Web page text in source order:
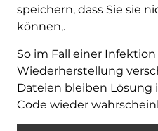
speichern, dass Sie sie
können,.
So im Fall einer
Wiederherstellung
Dateien bleiben
Code wieder